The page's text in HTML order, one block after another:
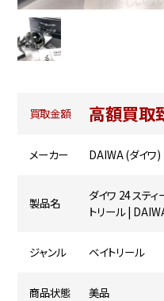
買取金額 高額買取
メーカー DAIWA (ダイワ)
製品名
ダイワ 24 ステ
トリール |
ジャンル ベイトリール
商品状態 美品